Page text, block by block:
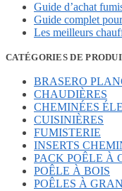
3570,00
Guide d’achat
Guide complet
Les meilleurs
CATÉGORIES DE
BRASERO
CHAUDIÈRES
CHEMINÉES
CUISINIÈRES
FUMISTERIE
INSERTS
PACK POÊLE À
POÊLE À BOIS
POÊLES À